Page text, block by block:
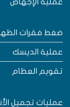
فقرات الظهر
الديسك
العظام
تجميل الأنف